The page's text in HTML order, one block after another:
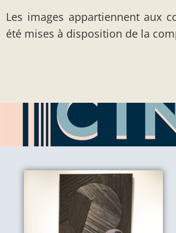
Les images appartiennent aux
été mises à disposition de la